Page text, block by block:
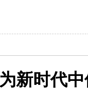
新时代中